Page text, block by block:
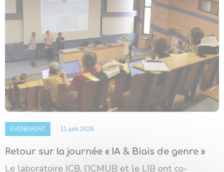
ÉVÉNEMENT 11 juin 2026
Retour sur la journée « IA & Biais de genre »
Le laboratoire ICB, l’ICMUB et le LIB ont co-